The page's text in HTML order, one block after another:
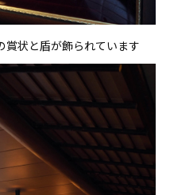
賞状と盾が飾られています